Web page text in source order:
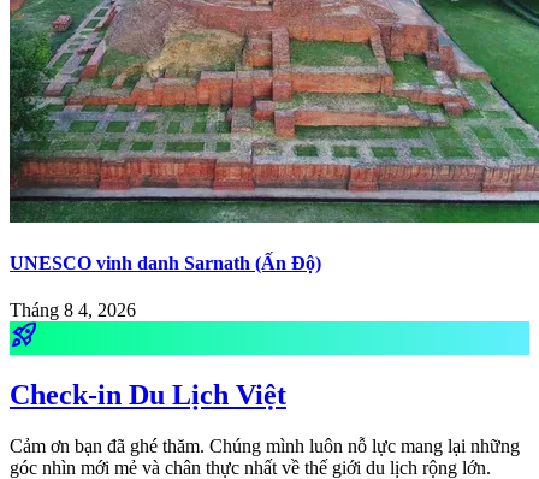
UNESCO vinh danh Sarnath (Ấn Độ)
Tháng 8 4, 2026
rocket_launch
Check-in Du Lịch Việt
Cảm ơn bạn đã ghé thăm. Chúng mình luôn nỗ lực mang lại những
góc nhìn mới mẻ và chân thực nhất về thế giới du lịch rộng lớn.